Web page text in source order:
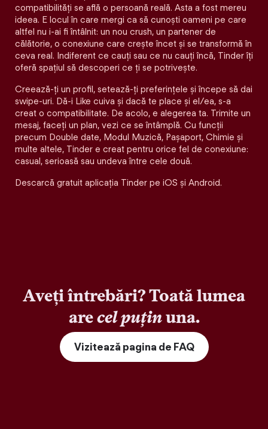
compatibilităţi se află o persoană reală. Asta a fost mereu
ideea. E locul în care mergi ca să cunoști oameni pe care
altfel nu i-ai fi întâlnit: un nou crush, un partener de
călătorie, o conexiune care crește încet și se transformă în
ceva real. Indiferent ce cauți sau ce nu cauți încă, Tinder îți
oferă spațiul să descoperi ce ți se potrivește.
Creează-ți un profil, setează-ți preferințele și începe să dai
swipe-uri. Dă-i Like cuiva și dacă te place și el/ea, s-a
creat o compatibilitate. De acolo, e alegerea ta. Trimite un
mesaj, faceți un plan, vezi ce se întâmplă. Cu funcții
precum Double date, Modul Muzică, Pașaport, Chimie și
multe altele, Tinder e creat pentru orice fel de conexiune:
casual, serioasă sau undeva între cele două.
Descarcă gratuit aplicația Tinder pe iOS și Android.
Aveți întrebări? Toată lumea
arecel puținuna.
Vizitează pagina de FAQ